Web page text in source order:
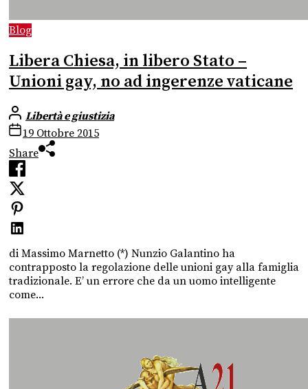
Blog
Libera Chiesa, in libero Stato –
Unioni gay, no ad ingerenze vaticane
Libertà e giustizia
19 Ottobre 2015
Share
di Massimo Marnetto (*) Nunzio Galantino ha
contrapposto la regolazione delle unioni gay alla famiglia
tradizionale. E’ un errore che da un uomo intelligente
come...